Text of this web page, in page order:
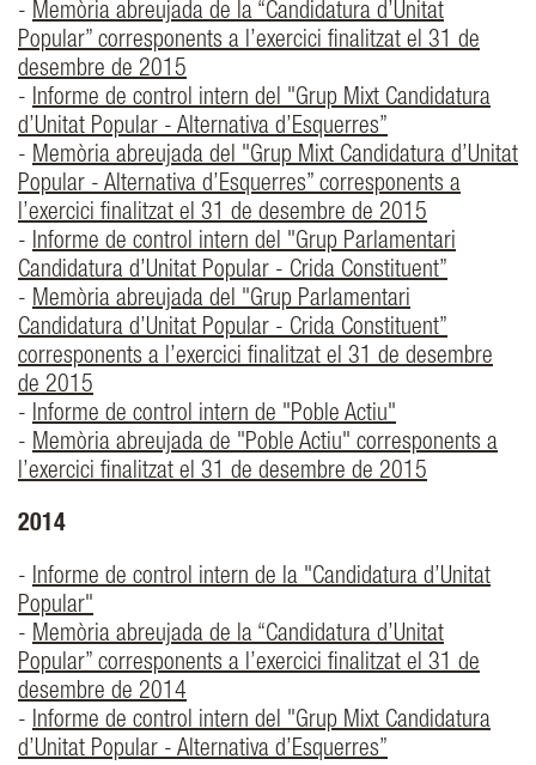
- Memòria abreujada de la “Candidatura d’Unitat
Popular” corresponents a l’exercici finalitzat el 31 de
desembre de 2015
- Informe de control intern del "Grup Mixt Candidatura
d’Unitat Popular - Alternativa d’Esquerres”
- Memòria abreujada del "Grup Mixt Candidatura d’Unitat
Popular - Alternativa d’Esquerres” corresponents a
l’exercici finalitzat el 31 de desembre de 2015
- Informe de control intern del "Grup Parlamentari
Candidatura d’Unitat Popular - Crida Constituent”
- Memòria abreujada del "Grup Parlamentari
Candidatura d’Unitat Popular - Crida Constituent”
corresponents a l’exercici finalitzat el 31 de desembre
de 2015
- Informe de control intern de "Poble Actiu"
- Memòria abreujada de "Poble Actiu" corresponents a
l’exercici finalitzat el 31 de desembre de 2015
2014
- Informe de control intern de la "Candidatura d’Unitat
Popular"
- Memòria abreujada de la “Candidatura d’Unitat
Popular” corresponents a l’exercici finalitzat el 31 de
desembre de 2014
- Informe de control intern del "Grup Mixt Candidatura
d’Unitat Popular - Alternativa d’Esquerres”